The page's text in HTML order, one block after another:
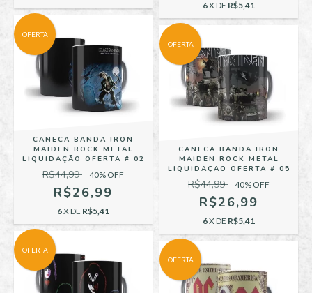
6X DE R$5,41
OFERTA
CANECA BANDA IRON
MAIDEN ROCK METAL
LIQUIDAÇÃO OFERTA # 02
R$44,99 40% OFF
R$26,99
6X DE R$5,41
OFERTA
CANECA BANDA IRON
MAIDEN ROCK METAL
LIQUIDAÇÃO OFERTA # 05
R$44,99 40% OFF
R$26,99
6X DE R$5,41
OFERTA
OFERTA